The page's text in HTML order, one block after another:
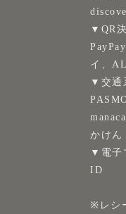
▼QR
イ、
▼交通
かけん
▼電子
ID
※レシ